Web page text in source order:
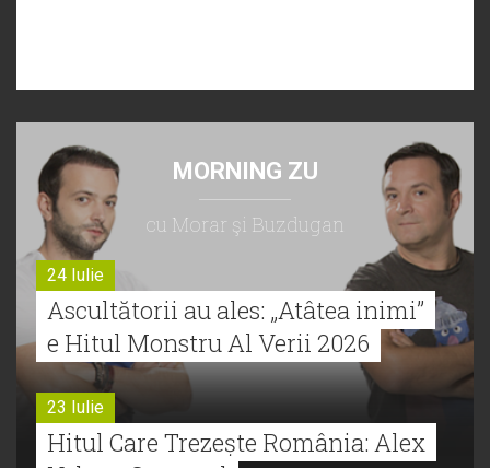
MORNING ZU
cu Morar şi Buzdugan
24 Iulie
Ascultătorii au ales: „Atâtea inimi”
e Hitul Monstru Al Verii 2026
23 Iulie
Hitul Care Trezește România: Alex